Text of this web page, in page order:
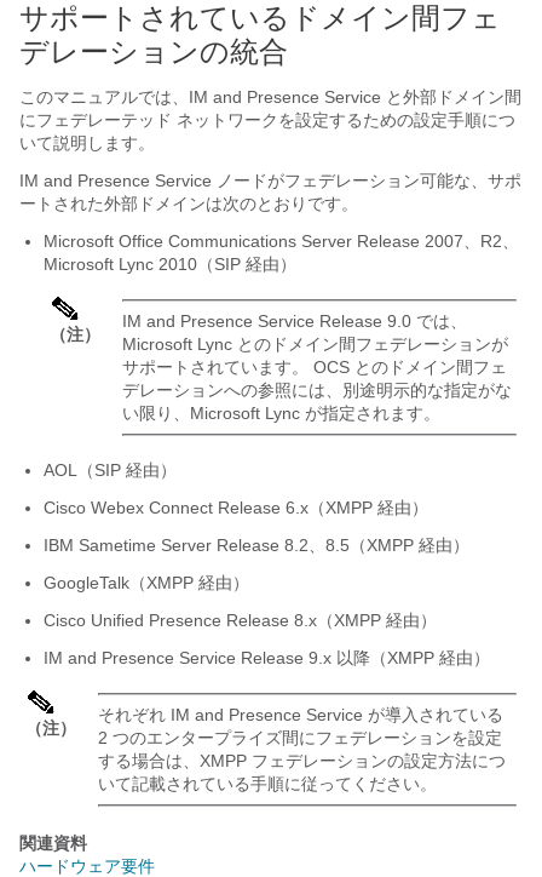
サポートされているドメイン間フェ
デレーションの統合
このマニュアルでは、 IM and Presence Service と外部ドメイン間
にフェデレーテッド ネットワークを設定するための設定手順につ
いて説明します。
IM and Presence Service ノードがフェデレーション可能な、サポ
ートされた外部ドメインは次のとおりです。
Microsoft Office Communications Server Release 2007、R2、
Microsoft Lync 2010（SIP 経由）
（注）
IM and Presence Service Release 9.0 では、
Microsoft Lync とのドメイン間フェデレーションが
サポートされています。 OCS とのドメイン間フェ
デレーションへの参照には、別途明示的な指定がな
い限り、Microsoft Lync が指定されます。
AOL（SIP 経由）
Cisco Webex Connect Release 6.x（XMPP 経由）
IBM Sametime Server Release 8.2、8.5（XMPP 経由）
GoogleTalk（XMPP 経由）
Cisco Unified Presence Release 8.x（XMPP 経由）
IM and Presence Service Release 9.x 以降（XMPP 経由）
（注）
それぞれ IM and Presence Service が導入されている
2 つのエンタープライズ間にフェデレーションを設定
する場合は、XMPP フェデレーションの設定方法につ
いて記載されている手順に従ってください。
関連資料
ハードウェア要件